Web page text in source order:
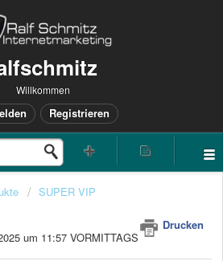
Willkommen
Registrieren
SUPER VIP
Drucken
um 11:57 VORMITTAGS